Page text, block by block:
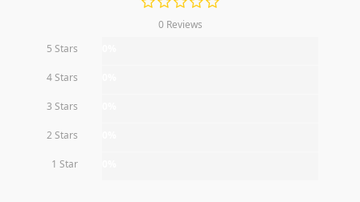
0 Reviews
5 Stars
4 Stars
3 Stars
2 Stars
1 Star